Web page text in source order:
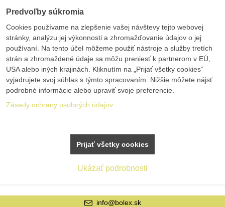
info@bolex.sk
Predvoľby súkromia
Cookies používame na zlepšenie vašej návštevy tejto webovej
stránky, analýzu jej výkonnosti a zhromažďovanie údajov o jej
používaní. Na tento účel môžeme použiť nástroje a služby tretích
strán a zhromaždené údaje sa môžu preniesť k partnerom v EÚ,
USA alebo iných krajinách. Kliknutím na „Prijať všetky cookies“
vyjadrujete svoj súhlas s týmto spracovaním. Nižšie môžete nájsť
podrobné informácie alebo upraviť svoje preferencie.
Zásady ochrany osobných údajov
Ukázať podrobnosti
Prijať všetky cookies